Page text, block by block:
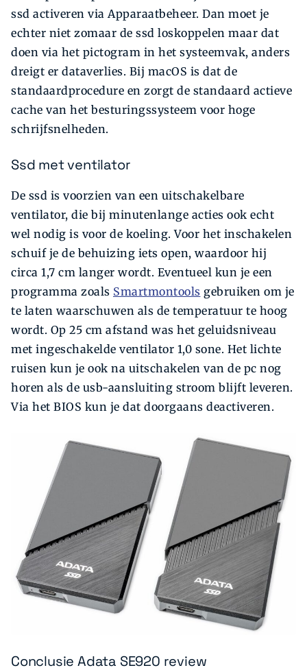
ssd activeren via Apparaatbeheer. Dan moet je
echter niet zomaar de ssd loskoppelen maar dat
doen via het pictogram in het systeemvak, anders
dreigt er dataverlies. Bij macOS is dat de
standaardprocedure en zorgt de standaard actieve
cache van het besturingssysteem voor hoge
schrijfsnelheden.
Ssd met ventilator
De ssd is voorzien van een uitschakelbare
ventilator, die bij minutenlange acties ook echt
wel nodig is voor de koeling. Voor het inschakelen
schuif je de behuizing iets open, waardoor hij
circa 1,7 cm langer wordt. Eventueel kun je een
programma zoals Smartmontools gebruiken om je
te laten waarschuwen als de temperatuur te hoog
wordt. Op 25 cm afstand was het geluidsniveau
met ingeschakelde ventilator 1,0 sone. Het lichte
ruisen kun je ook na uitschakelen van de pc nog
horen als de usb-aansluiting stroom blijft leveren.
Via het BIOS kun je dat doorgaans deactiveren.
Conclusie Adata SE920 review